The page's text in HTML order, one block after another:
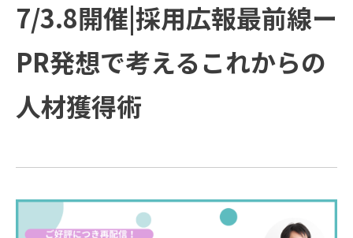
パンの特長
ご支援の進め
例
役員紹介
会社概要
プラップグル
プラップジャ
パンの書籍
受賞歴
プラップジャパンの特長
ご支援の進め方と主な活動例
業種
課題
ソリューション
SEMINARS
COMPANY 企業情報
企業情報
経営理念
TOPICS 新着情報
PRAP PR JOURNAL
SUSTAINABILITY
7/3.8開催|採用広報最前線ー
PR発想で考えるこれからの
人材獲得術